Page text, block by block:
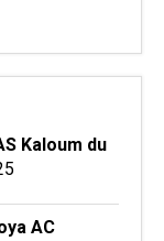
Kaloum du
AC